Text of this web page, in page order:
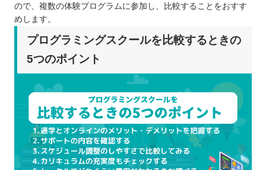
ので、複数の体験プログラムに参加し、比較することをおすす
めします。
プログラミングスクールを比較するときの
5つのポイント